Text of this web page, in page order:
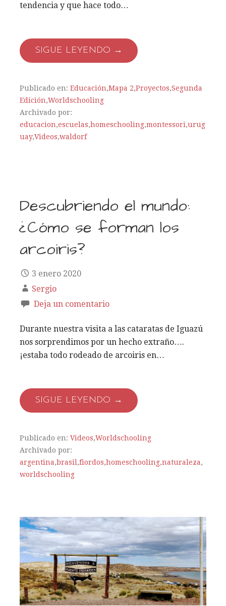
tendencia y que hace todo…
SIGUE LEYENDO →
Publicado en: Educación,Mapa 2,Proyectos,Segunda
Edición,Worldschooling
Archivado por:
educacion,escuelas,homeschooling,montessori,urug
uay,Videos,waldorf
Descubriendo el mundo:
¿Cómo se forman los
arcoiris?
3 enero 2020
Sergio
Deja un comentario
Durante nuestra visita a las cataratas de Iguazú
nos sorprendimos por un hecho extraño….
¡estaba todo rodeado de arcoiris en…
SIGUE LEYENDO →
Publicado en: Videos,Worldschooling
Archivado por:
argentina,brasil ,fiordos,homeschooling,naturaleza,
worldschooling